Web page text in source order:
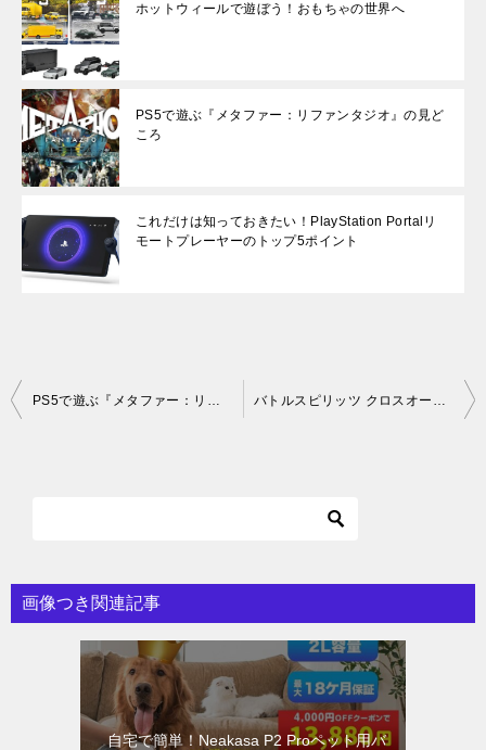
ホットウィールで遊ぼう！おもちゃの世界へ
PS5で遊ぶ『メタファー：リファンタジオ』の見ど
ころ
これだけは知っておきたい！PlayStation Portalリ
モートプレーヤーのトップ5ポイント
投
シ
PS5で遊ぶ『メタファー：リファンタジオ』の見どころ バトルスピリッツ クロスオーバー PS5版の特典を見逃すな！
画像つき関連記事
自宅で簡単！Neakasa P2 Proペット用バ